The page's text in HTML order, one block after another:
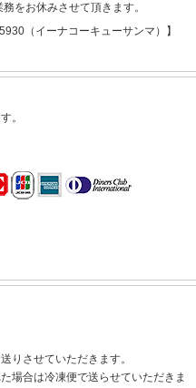
をお休みさせて頂きます。
（イーナコーキューサンマ）】
。
りさせていただきます。
場合は冷凍便で送らせていただきま